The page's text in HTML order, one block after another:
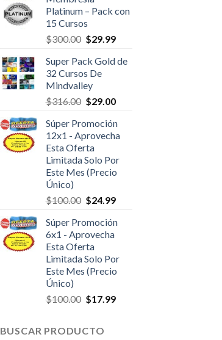
Platinum – Pack con
15 Cursos
$300.00 $29.99
Super Pack Gold de
32 Cursos De
Mindvalley
$316.00 $29.00
Súper Promoción
12x1 - Aprovecha
Esta Oferta
Limitada Solo Por
Este Mes (Precio
Único)
$100.00 $24.99
Súper Promoción
6x1 - Aprovecha
Esta Oferta
Limitada Solo Por
Este Mes (Precio
Único)
$100.00 $17.99
BUSCAR PRODUCTO